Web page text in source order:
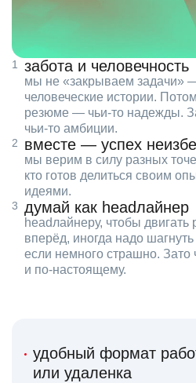
забота и человечность
мы не «закрываем
человеческие истории.
резюме — чьи‑то надежды.
чьи‑то амбиции.
вместе — успех
мы верим в силу разных
кто готов делиться своим
идеями.
думай как headлайнер
headлайнеру, чтобы
вперёд, иногда надо
если немного страшно. Зато
и по‑настоящему.
удобный формат
или удаленка